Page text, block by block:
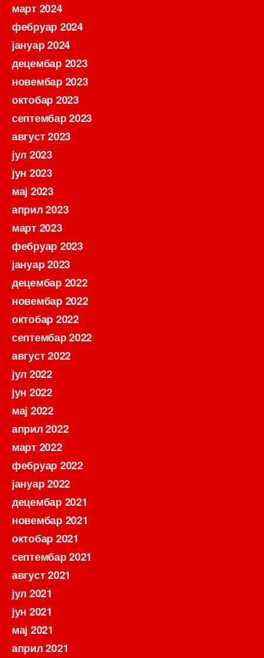
март 2024
фебруар 2024
јануар 2024
децембар 2023
новембар 2023
октобар 2023
септембар 2023
август 2023
јул 2023
јун 2023
мај 2023
април 2023
март 2023
фебруар 2023
јануар 2023
децембар 2022
новембар 2022
октобар 2022
септембар 2022
август 2022
јул 2022
јун 2022
мај 2022
април 2022
март 2022
фебруар 2022
јануар 2022
децембар 2021
новембар 2021
октобар 2021
септембар 2021
август 2021
јул 2021
јун 2021
мај 2021
април 2021